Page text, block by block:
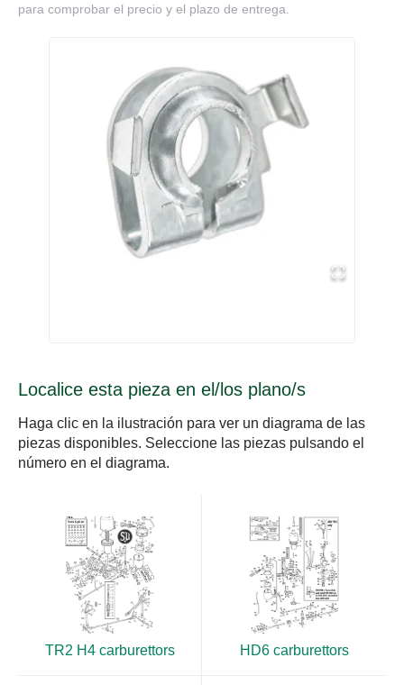
para comprobar el precio y el plazo de entrega.
Localice esta pieza en el/los plano/s
Haga clic en la ilustración para ver un diagrama de las
piezas disponibles. Seleccione las piezas pulsando el
número en el diagrama.
TR2 H4 carburettors HD6 carburettors